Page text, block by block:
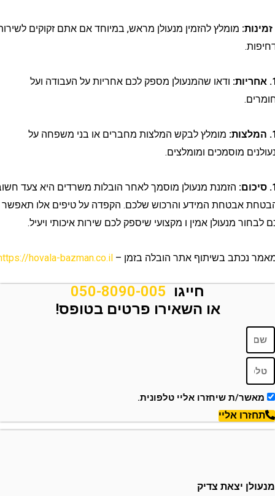
מומלץ להזמין מנעולן מראש, במיוחד אם אתם זקוקים לשירותיו
ודאו שהמנעולן מספק לכם אחריות על העבודה ועל
מומלץ לבקש המלצות מחברים או בני משפחה על
מוסמכים ומומלצים.
הזמנת מנעולן מוסמך לאחר הובלות משרדים היא צעד חשוב
אבטחת המידע והרכוש שלכם. הקפדה על טיפים אלו תאפשר
מנעולן אמין ו מקצועי שיספק לכם שירות איכותי ויעיל.
בשיתוף אתר הובלה בזמן –https://hovala-bazman.co.il/
חייגו050-8090-005
או השאירו פרטים בטופס!
ת שיחזרו אליי טלפונית.
אליי
יצאת צדיק